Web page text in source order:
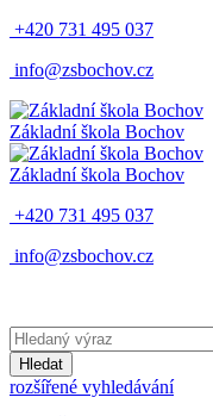
+420 731 495 037
info@zsbochov.cz
Základní škola Bochov
Základní škola Bochov
+420 731 495 037
info@zsbochov.cz
Hledat
rozšířené vyhledávání